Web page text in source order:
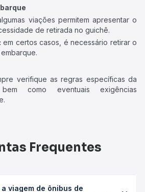
viações permitem apresentar o
de retirada no guichê.
em certos casos, é necessário retirar o
verifique as regras específicas da
como eventuais exigências
Frequentes
viagem de ônibus de